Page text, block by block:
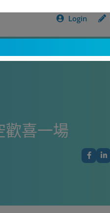
Login
歡喜一場